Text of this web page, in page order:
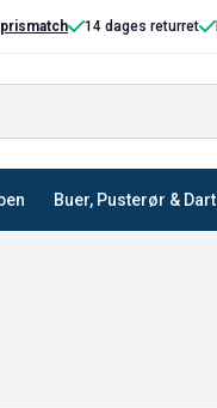
14 dages returret
Buer, Pusterør & Dart